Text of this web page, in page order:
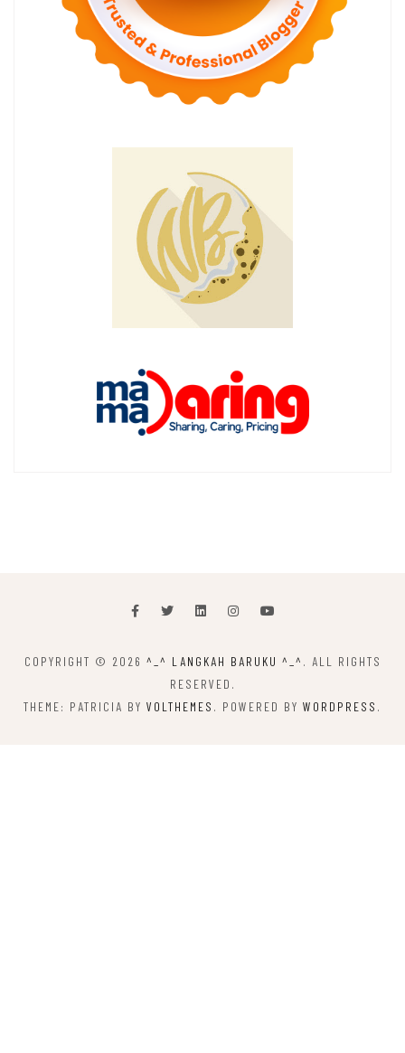
COPYRIGHT © 2026 ^_^ LANGKAH BARUKU ^_^ . ALL RIGHTS
RESERVED.
THEME: PATRICIA BY VOLTHEMES . POWERED BY WORDPRESS .